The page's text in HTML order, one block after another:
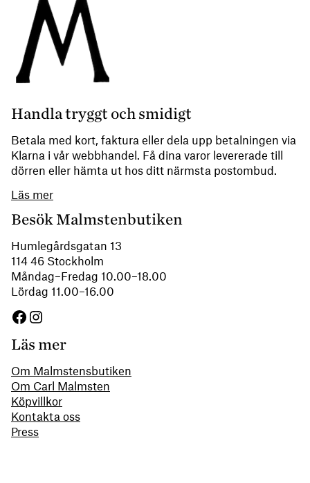
Handla tryggt och smidigt
Betala med kort, faktura eller dela upp betalningen via
Klarna i vår webbhandel. Få dina varor levererade till
dörren eller hämta ut hos ditt närmsta postombud.
Läs mer
Besök Malmstenbutiken
Humlegårdsgatan 13
114 46 Stockholm
Måndag–Fredag 10.00–18.00
Lördag 11.00–16.00
Facebook
Instagram
Läs mer
Om Malmstensbutiken
Om Carl Malmsten
Köpvillkor
Kontakta oss
Press